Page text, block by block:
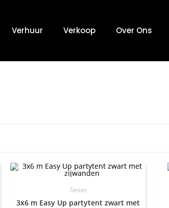
Verhuur Verkoop Over Ons
Tenten
3x6 m Easy Up partytent zwart met